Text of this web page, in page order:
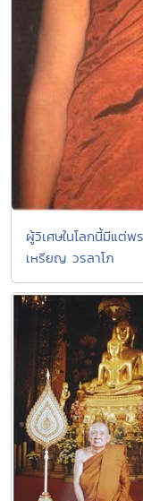
ผู้วิเศษในโลกนี้มีแต่
เหรียญ วรลาโภ